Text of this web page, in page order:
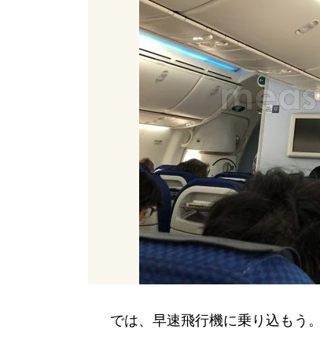
では、早速飛行機に乗り込もう